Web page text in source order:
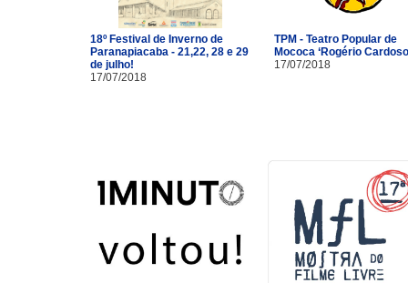
18º Festival de Inverno de
Paranapiacaba - 21,22, 28 e 29
de julho!
17/07/2018
TPM - Teatro Popular de
Mococa ‘Rogério
17/07/2018